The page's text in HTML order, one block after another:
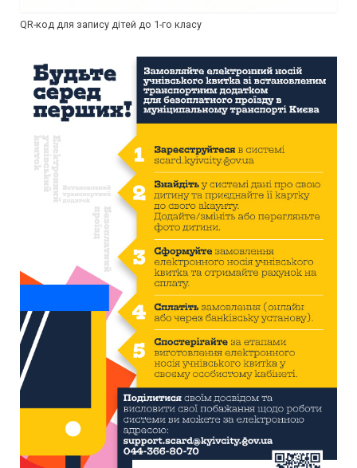
QR-код для запису дітей до 1-го класу